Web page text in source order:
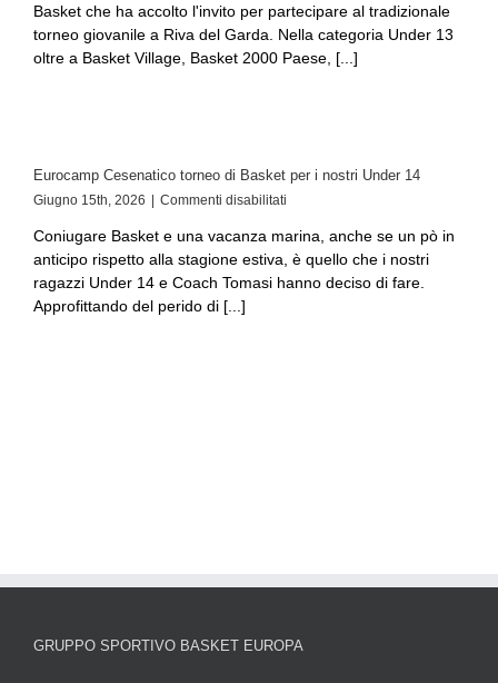
Basket che ha accolto l'invito per partecipare al tradizionale
torneo giovanile a Riva del Garda. Nella categoria Under 13
oltre a Basket Village, Basket 2000 Paese, [...]
Eurocamp Cesenatico torneo di Basket per i nostri Under 14
Giugno 15th, 2026 Commenti disabilitati
Coniugare Basket e una vacanza marina, anche se un pò in
anticipo rispetto alla stagione estiva, è quello che i nostri
ragazzi Under 14 e Coach Tomasi hanno deciso di fare.
Approfittando del perido di [...]
GRUPPO SPORTIVO BASKET EUROPA